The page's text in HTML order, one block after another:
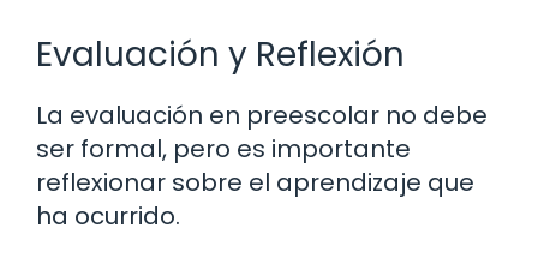
Evaluación y Reflexión
La evaluación en preescolar no debe
ser formal, pero es importante
reflexionar sobre el aprendizaje que
ha ocurrido.